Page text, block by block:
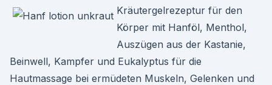
Kräutergelrezeptur für den
Körper mit Hanföl, Menthol,
Auszügen aus der Kastanie,
Beinwell, Kampfer und Eukalyptus für die
Hautmassage bei ermüdeten Muskeln, Gelenken und